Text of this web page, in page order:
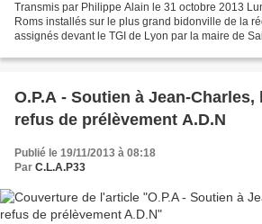
Transmis par Philippe Alain le 31 octobre 2013
Roms installés sur le plus grand bidonville de la
assignés devant le TGI de Lyon par la maire de
O.P.A - Soutien à Jean-
refus de prélèvement A.D.N
Publié le 19/11/2013 à 08:18
Par C.L.A.P33